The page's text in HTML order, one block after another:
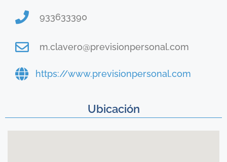
933633390
m.clavero@previsionpersonal.com
https://www.previsionpersonal.com
Ubicación